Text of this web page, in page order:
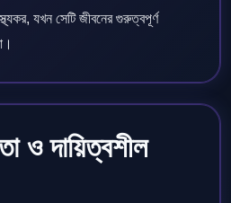
যখন সেটি জীবনের গুরুত্বপূর্ণ
ও দায়িত্বশীল